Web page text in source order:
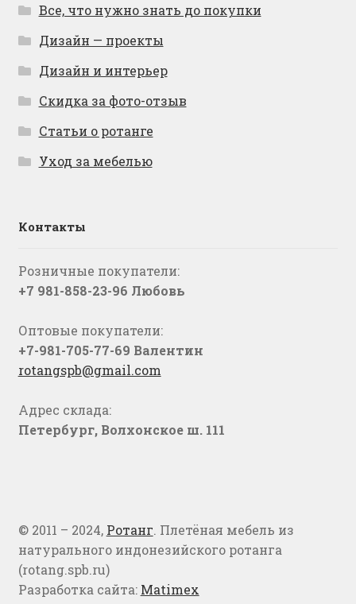
Все, что нужно знать до покупки
Дизайн — проекты
Дизайн и интерьер
Скидка за фото-отзыв
Статьи о ротанге
Уход за мебелью
Контакты
Розничные покупатели:
+7 981-858-23-96 Любовь
Оптовые покупатели:
+7-981-705-77-69 Валентин
rotangspb@gmail.com
Адрес склада:
Петербург, Волхонское ш. 111
© 2011 – 2024, Ротанг. Плетёная мебель из
натурального индонезийского ротанга
(rotang.spb.ru)
Разработка сайта: Matimex